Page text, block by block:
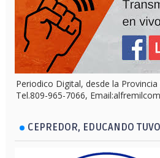
Periodico Digital, desde la Provincia
Tel.809-965-7066,
CEPREDOR, EDUCANDO